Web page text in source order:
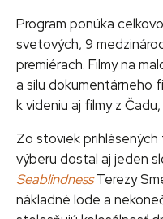
Program ponúka
svetových, 9
premiérach. Filmy na
a silu dokumentárneho
k videniu aj filmy z
Zo stoviek
výberu dostal aj jeden
SeablindnessTerezy
nákladné lode a